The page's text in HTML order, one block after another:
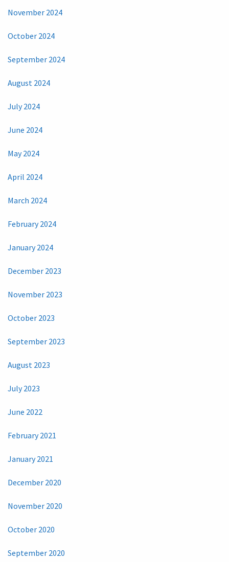
November 2024
October 2024
September 2024
August 2024
July 2024
June 2024
May 2024
April 2024
March 2024
February 2024
January 2024
December 2023
November 2023
October 2023
September 2023
August 2023
July 2023
June 2022
February 2021
January 2021
December 2020
November 2020
October 2020
September 2020